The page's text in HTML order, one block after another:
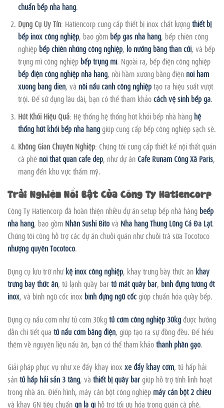
chuẩn bếp nhà hàng.
Dụng Cụ Uy Tín: Hatiencorp cung cấp thiết bị inox chất lượngthiết bị
bếp inox công nghiệp, bao gồm bếp gas nhà hàng, bếp chiên công
nghiệp bếp chiên nhúng công nghiệp, lò nướng bằng than củi, và bếp
trụng mì công nghiệp bếp trụng mì. Ngoài ra, bếp điện công nghiệp
bếp điện công nghiệp nhà hàng, nồi hầm xương bằng điện noi ham
xuong bang dien, và nồi nấu canh công nghiệptạo ra hiệu suất vượt
trội. Để sử dụng lâu dài, bạn có thể tham khảocách vệ sinh bếp ga.
Hút Khói Hiệu Quả: Hệ thống hệ thống hút khói bếp nhà hàng hệ
thống hút khói bếp nhà hànggiúp cung cấp bếp công nghiệp sạch sẽ.
Không Gian Chuyên Nghiệp: Chúng tôi cung cấp thiết kế nội thất quán
cà phê noi that quan cafe dep, như dự ánCafe Runam Công Xã Paris,
mang đến khu vực thẩm mỹ.
Trải Nghiệm Nổi Bật Của Công Ty Hatiencorp
Công Ty Hatiencorp đã hoàn thiện nhiều dự án setup bếp nhà hàng beếp
nhà hàng, bao gồm Nhân Sushi Bitovà Nhà hàng Thung Lũng Cá Đà Lạt.
Chúng tôi cũng hỗ trợ các dự án chuỗi quán như chuỗi trà sữa Tocotoco
nhượng quyền Tocotoco.
Dụng cụ lưu trữ nhưkệ inox công nghiệp, khay trưng bày thức ăn khay
trưng bày thức ăn, tủ lạnh quầy bar tủ mát quầy bar, bình đựng tương ớt
inox, và bình ngũ cốc inox bình đựng ngũ cốcgiúp chuẩn hóa quầy bếp.
Dụng cụ nấu cơm như tủ cơm 30kgtủ cơm công nghiệp 30kgđược hướng
dẫn chi tiết qua tủ nấu cơm bằng điện, giúp tạo ra sự đồng đều. Để hiểu
thêm về nguyên liệu nấu ăn, bạn có thể tham khảothành phần gạo.
Giải pháp phục vụ như xe đẩy khay inox xe đẩy khay cơm, tủ hấp hải
sảntủ hấp hải sản 3 tầng, và thiết bị quầy bargiúp hỗ trợ tính linh hoạt
trong nhà ăn. Điển hình, máy cán bột công nghiệp máy cán bột 2 chiều
và khay GN tiêu chuẩngn là gì hỗ trợ tối ưu hóa trong quán cà phê.